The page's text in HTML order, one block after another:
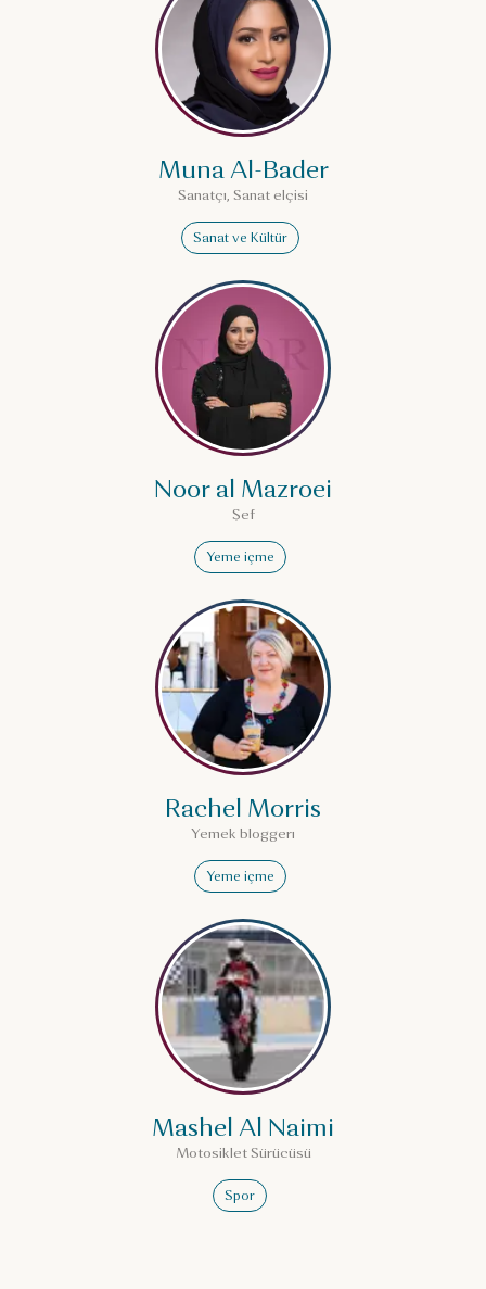
Muna Al-Bader
Sanatçı, Sanat elçisi
Sanat ve Kültür
Noor al Mazroei
Şef
Yeme içme
Noor al Mazroei
Rachel Morris
Yemek bloggerı
Yeme içme
Rachel Morris hakkında
Mashel Al Naimi
Motosiklet Sürücüsü
Spor
Mashel Al Naimi